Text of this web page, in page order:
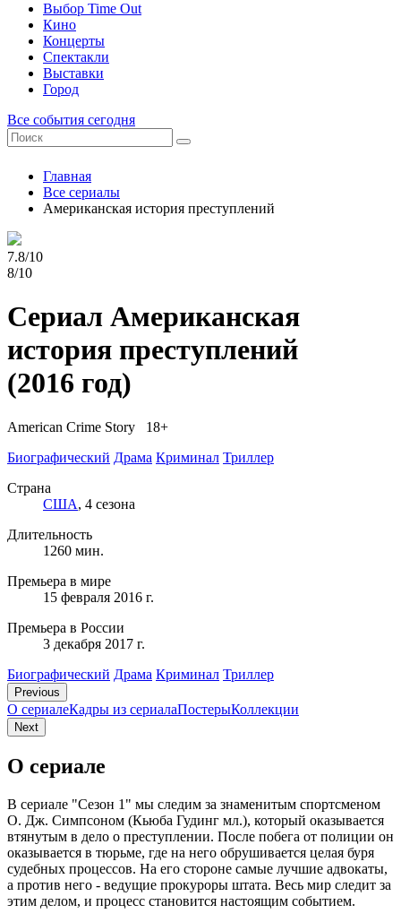
Выбор Time Out
Кино
Концерты
Спектакли
Выставки
Город
Все события сегодня
Главная
Все сериалы
Американская история преступлений
7.8/10
8/10
Сериал Американская
история преступлений
(2016 год)
American Crime Story 18+
Биографический Драма Криминал Триллер
Страна
США, 4 сезона
Длительность
1260 мин.
Премьера в мире
15 февраля 2016 г.
Премьера в России
3 декабря 2017 г.
Биографический Драма Криминал Триллер
Previous
О сериалеКадры из сериалaПостерыКоллекции
Next
О сериале
В сериале "Сезон 1" мы следим за знаменитым спортсменом
О. Дж. Симпсоном (Кьюба Гудинг мл.), который оказывается
втянутым в дело о преступлении. После побега от полиции он
оказывается в тюрьме, где на него обрушивается целая буря
судебных процессов. На его стороне самые лучшие адвокаты,
а против него - ведущие прокуроры штата. Весь мир следит за
этим делом, и процесс становится настоящим событием.